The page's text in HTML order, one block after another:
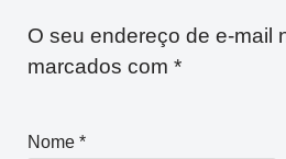
O seu endereço de e-mail
marcados com *
Nome *